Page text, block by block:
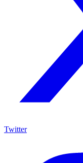
Twitter